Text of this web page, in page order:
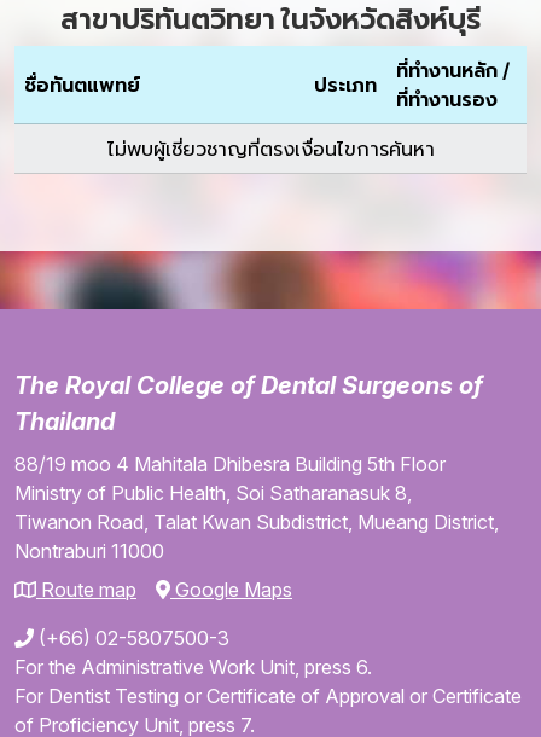
สาขาปริทันตวิทยา ในจังหวัดสิงห์บุรี
ชื่อทันตแพทย์ ประเภท
ที่ทำงานหลัก /
ที่ทำงานรอง
ไม่พบผู้เชี่ยวชาญที่ตรงเงื่อนไขการค้นหา
The Royal College of Dental Surgeons of
Thailand
88/19 moo 4 Mahitala Dhibesra Building 5th Floor
Ministry of Public Health, Soi Satharanasuk 8,
Tiwanon Road, Talat Kwan Subdistrict, Mueang District,
Nontraburi 11000
Route map
Google Maps
(+66) 02-5807500-3
For the Administrative Work Unit, press 6.
For Dentist Testing or Certificate of Approval or Certificate
of Proficiency Unit, press 7.